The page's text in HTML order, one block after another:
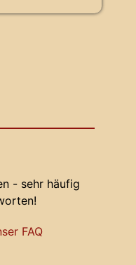
- sehr häufig
FAQ